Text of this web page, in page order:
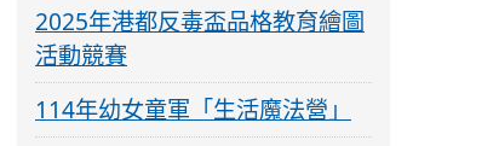
2025年港都反毒盃品格教育繪圖
活動競賽
114年幼女童軍「生活魔法營」